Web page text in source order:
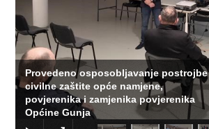
Provedeno osposobljavanje postrojbe
civilne zaštite opće namjene,
povjerenika i zamjenika povjerenika
Općine Gunja